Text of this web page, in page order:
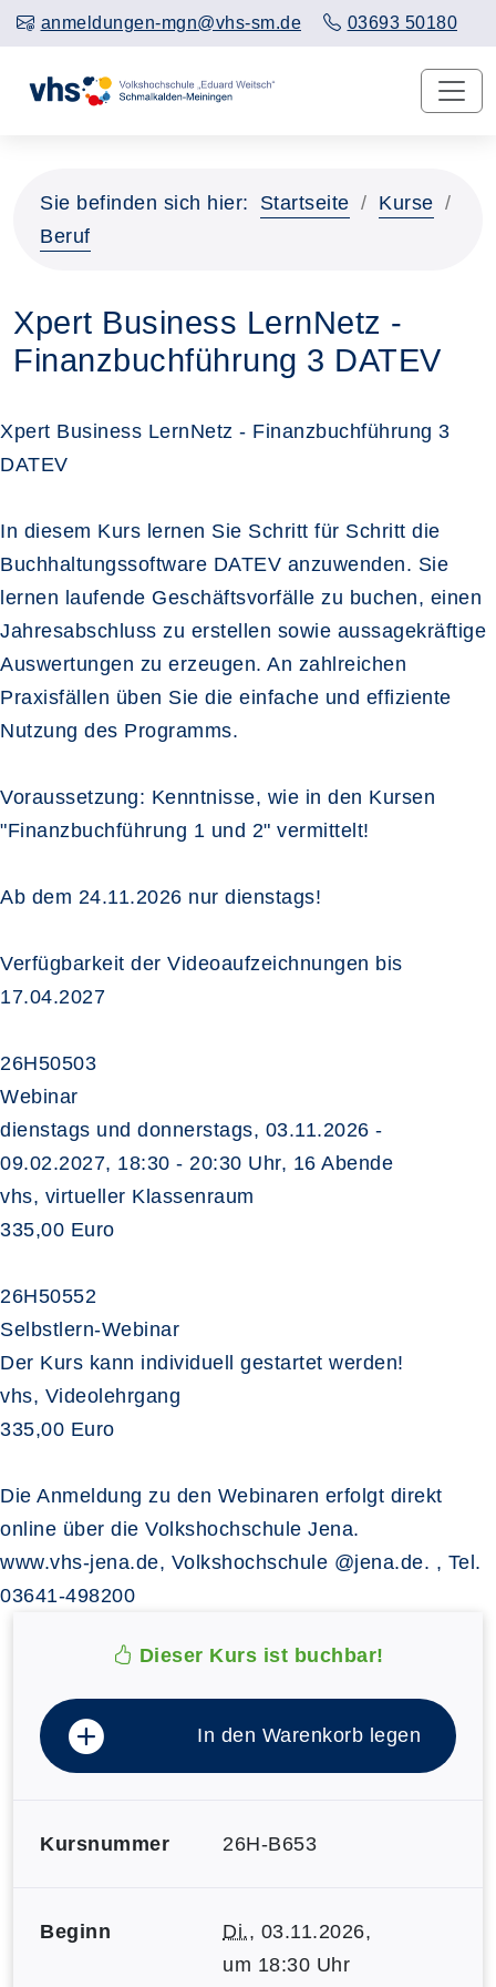
anmeldungen-mgn@vhs-sm.de 03693 50180
Sie befinden sich hier: Startseite
Kurse
Beruf
Xpert Business LernNetz -
Finanzbuchführung 3 DATEV
Xpert Business LernNetz - Finanzbuchführung 3
DATEV
In diesem Kurs lernen Sie Schritt für Schritt die
Buchhaltungssoftware DATEV anzuwenden. Sie
lernen laufende Geschäftsvorfälle zu buchen, einen
Jahresabschluss zu erstellen sowie aussagekräftige
Auswertungen zu erzeugen. An zahlreichen
Praxisfällen üben Sie die einfache und effiziente
Nutzung des Programms.
Voraussetzung: Kenntnisse, wie in den Kursen
"Finanzbuchführung 1 und 2" vermittelt!
Ab dem 24.11.2026 nur dienstags!
Verfügbarkeit der Videoaufzeichnungen bis
17.04.2027
26H50503
Webinar
dienstags und donnerstags, 03.11.2026 -
09.02.2027, 18:30 - 20:30 Uhr, 16 Abende
vhs, virtueller Klassenraum
335,00 Euro
26H50552
Selbstlern-Webinar
Der Kurs kann individuell gestartet werden!
vhs, Videolehrgang
335,00 Euro
Die Anmeldung zu den Webinaren erfolgt direkt
online über die Volkshochschule Jena.
www.vhs-jena.de, Volkshochschule @jena.de. , Tel.
03641-498200
Dieser Kurs ist buchbar!
In den Warenkorb legen
Kursnummer 26H-B653
Beginn Di., 03.11.2026,
um 18:30 Uhr